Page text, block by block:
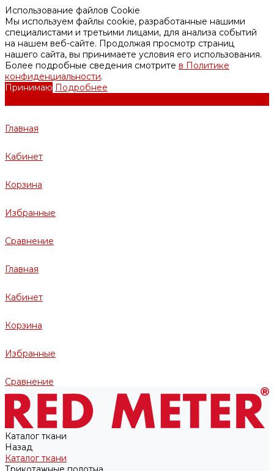
Использование файлов Cookie
Мы используем файлы cookie, разработанные нашими
специалистами и третьими лицами, для анализа событий
на нашем веб-сайте. Продолжая просмотр страниц
нашего сайта, вы принимаете условия его использования.
Более подробные сведения смотрите в Политике
конфиденциальности.
Принимаю Подробнее
Главная
Кабинет
Корзина
Избранные
Сравнение
Главная
Кабинет
Корзина
Избранные
Сравнение
Каталог ткани
Назад
Каталог ткани